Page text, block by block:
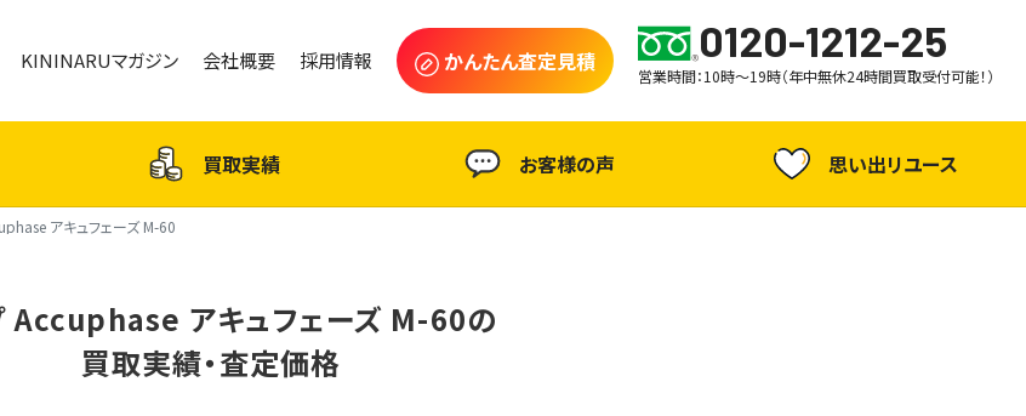
KININARUマガジン 会社概要 採用情報 かんたん査定見積 0120-1212-25
営業時間：10時～19時（年中無休24時間買取受付可能！）
買取実績 お客様の声 思い出リユース
アキュフェーズ M-60
Accuphase アキュフェーズ M-60の
買取実績・査定価格